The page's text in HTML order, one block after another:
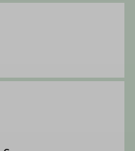
neuen
Saison zur
YOLAWO